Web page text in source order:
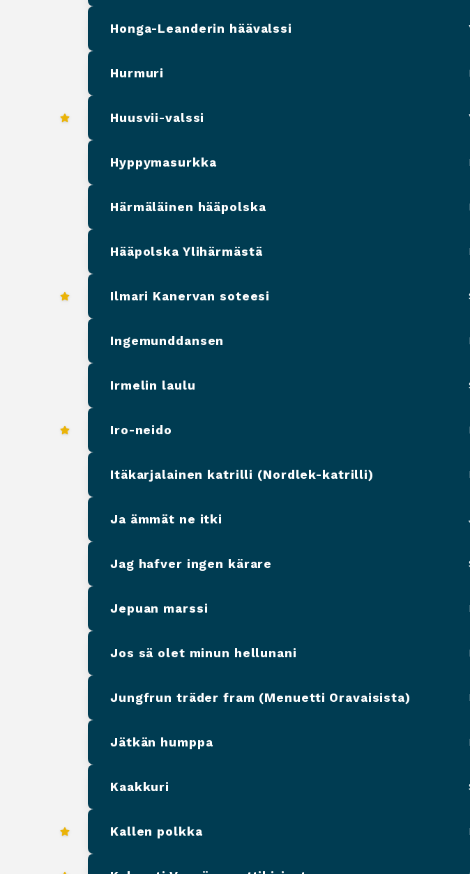
Honga-Leanderin häävalssi
Hurmuri
Huusvii-valssi
Hyppymasurkka
Härmäläinen hääpolska
Hääpolska Ylihärmästä
Ilmari Kanervan soteesi
Ingemunddansen
Irmelin laulu
Iro-neido
Itäkarjalainen katrilli (Nordlek-katrilli)
Ja ämmät ne itki
Jag hafver ingen kärare
Jepuan marssi
Jos sä olet minun hellunani
Jungfrun träder fram (Menuetti Oravaisista)
Jätkän humppa
Kaakkuri
Kallen polkka